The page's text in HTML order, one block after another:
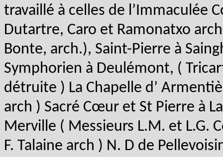
travaillé à celles de l’Immaculée
Dutartre, Caro et Ramonatxo
Bonte, arch.), Saint-Pierre à
Symphorien à Deulémont, (
détruite ) La Chapelle d’
arch ) Sacré Cœur et St Pierre à
Merville ( Messieurs L.M. et L.G.
F. Talaine arch ) N. D de